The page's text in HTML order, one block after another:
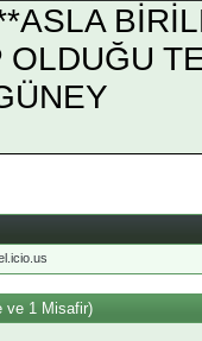
OLDUĞU
ve 1 Misafir)